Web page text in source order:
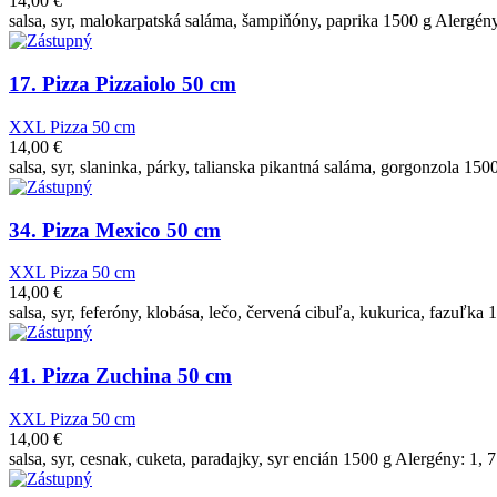
salsa, syr, malokarpatská saláma, šampiňóny, paprika 1500 g
17. Pizza Pizzaiolo 50 cm
XXL Pizza 50 cm
14,00 €
salsa, syr, slaninka, párky, talianska pikantná saláma, gorgonzola
34. Pizza Mexico 50 cm
XXL Pizza 50 cm
14,00 €
salsa, syr, feferóny, klobása, lečo, červená cibuľa, kukurica, fazuľka
41. Pizza Zuchina 50 cm
XXL Pizza 50 cm
14,00 €
salsa, syr, cesnak, cuketa, paradajky, syr encián 1500 g Alergény: 1, 7